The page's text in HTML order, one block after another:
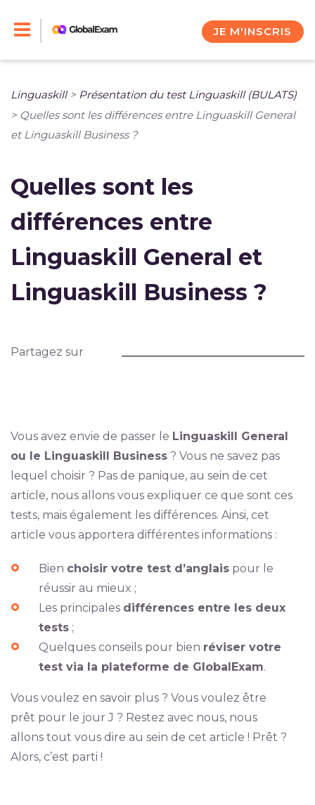
JE M'INSCRIS
Linguaskill> Présentation du test Linguaskill (BULATS)
> Quelles sont les différences entre Linguaskill General
et Linguaskill Business ?
Quelles sont les
différences entre
Linguaskill General et
Linguaskill Business ?
Partagez sur
Vous avez envie de passer le Linguaskill General
ou le Linguaskill Business? Vous ne savez pas
lequel choisir ? Pas de panique, au sein de cet
article, nous allons vous expliquer ce que sont ces
tests, mais également les différences. Ainsi, cet
article vous apportera différentes informations :
Bien choisir votre test d’anglaispour le
réussir au mieux ;
Les principales différences entre les deux
tests;
Quelques conseils pour bien réviser votre
test via la plateforme de GlobalExam.
Vous voulez en savoir plus ? Vous voulez être
prêt pour le jour J ? Restez avec nous, nous
allons tout vous dire au sein de cet article ! Prêt ?
Alors, c’est parti !